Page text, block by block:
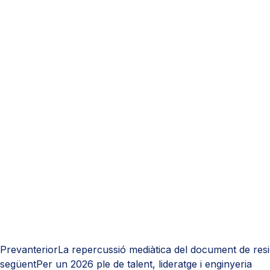
PrevanteriorLa repercussió mediàtica del document de
següentPer un 2026 ple de talent, lideratge i enginyeria